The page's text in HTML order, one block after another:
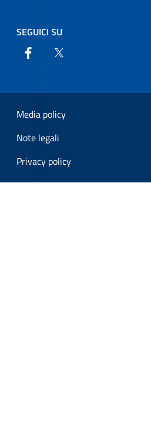
SEGUICI SU
Facebook
Media policy
Note legali
Privacy policy